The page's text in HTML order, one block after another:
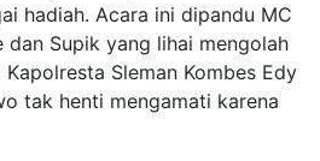
hadiah. Acara ini dipandu MC
dan Supik yang lihai mengolah
Kapolresta Sleman Kombes Edy
tak henti mengamati karena